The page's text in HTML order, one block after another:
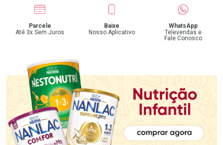
Parcele
Até 3x Sem Juros
Baixe
Nosso Aplicativo
WhatsApp
Televendas e
Fale Conosco